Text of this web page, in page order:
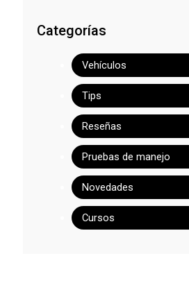
Categorías
Vehículos
Tips
Reseñas
Pruebas de manejo
Novedades
Cursos